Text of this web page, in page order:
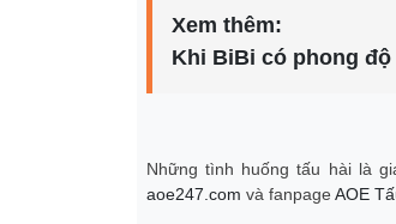
Xem thêm:
Khi BiBi có phong
Những tình huống tấu hài là
aoe247.com và fanpage AOE